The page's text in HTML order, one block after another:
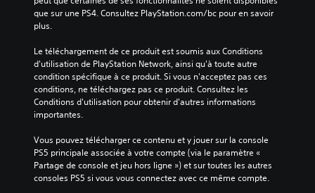
que sur une PS4. Consultez PlayStation.com/bc pour en savoir
plus.
Le téléchargement de ce produit est soumis aux Conditions
d'utilisation de PlayStation Network, ainsi qu'à toute autre
condition spécifique à ce produit. Si vous n'acceptez pas ces
conditions, ne téléchargez pas ce produit. Consultez les
Conditions d'utilisation pour obtenir d'autres informations
importantes.
Vous pouvez télécharger ce contenu et y jouer sur la console
PS5 principale associée à votre compte (via le paramètre «
Partage de console et jeu hors ligne ») et sur toutes les autres
consoles PS5 si vous vous connectez avec ce même compte.